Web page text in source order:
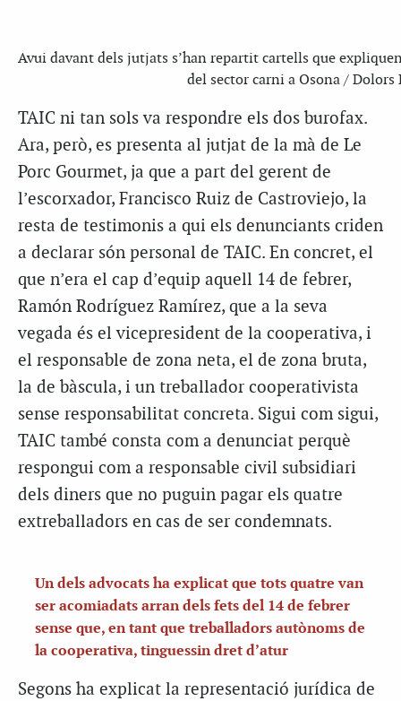
Avui davant dels jutjats s’han repartit cartells que
del sector carni a Osona / Dolors
TAIC ni tan sols va respondre els dos burofax.
Ara, però, es presenta al jutjat de la mà de Le
Porc Gourmet, ja que a part del gerent de
l’escorxador, Francisco Ruiz de Castroviejo, la
resta de testimonis a qui els denunciants criden
a declarar són personal de TAIC. En concret, el
que n’era el cap d’equip aquell 14 de febrer,
Ramón Rodríguez Ramírez, que a la seva
vegada és el vicepresident de la cooperativa, i
el responsable de zona neta, el de zona bruta,
la de bàscula, i un treballador cooperativista
sense responsabilitat concreta. Sigui com sigui,
TAIC també consta com a denunciat perquè
respongui com a responsable civil subsidiari
dels diners que no puguin pagar els quatre
extreballadors en cas de ser condemnats.
Un dels advocats ha explicat que tots quatre van
ser acomiadats arran dels fets del 14 de febrer
sense que, en tant que treballadors autònoms de
la cooperativa, tinguessin dret d’atur
Segons ha explicat la representació jurídica de